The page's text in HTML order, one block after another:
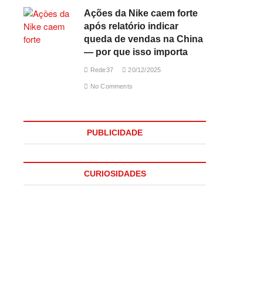
Ações da Nike caem forte
após relatório indicar
queda de vendas na China
— por que isso importa
Rede37 20/12/2025
No Comments
PUBLICIDADE
CURIOSIDADES